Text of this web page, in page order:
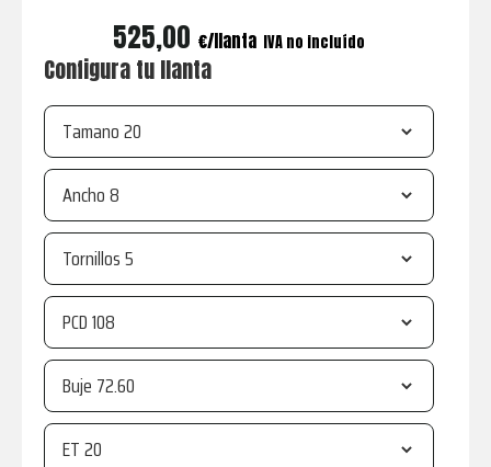
525,00 € IVA no incluído
Configura tu llanta
Tamano
Ancho
Tornillos
PCD
Buje
ET